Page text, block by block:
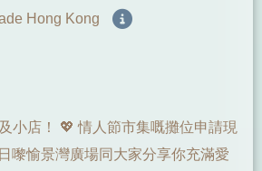
Hong Kong
小店！ 💖 情人節市集嘅攤位申請現
嚟愉景灣廣場同大家分享你充滿愛